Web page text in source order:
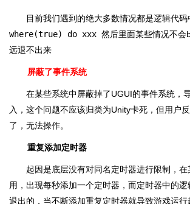
目前我们遇到的绝大多数情况都是逻辑代码
where(true) do xxx 然后里面某些情况不会
远退不出来
屏蔽了事件系统
在某些系统中屏蔽掉了UGUI的事件系统，
入，这个问题不应该归类为Unity卡死，但用户
了，无法操作。
重复添加定时器
起因是底层没有对同名定时器进行限制，
用，出现每秒添加一个定时器，而定时器中的
退出的，当不断添加重复定时器就导致游戏运行